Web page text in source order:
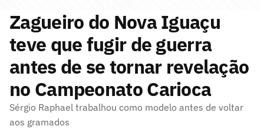
Zagueiro do Nova Iguaçu
teve que fugir de guerra
antes de se tornar revelação
no Campeonato Carioca
Sérgio Raphael trabalhou como modelo antes de voltar
aos gramados